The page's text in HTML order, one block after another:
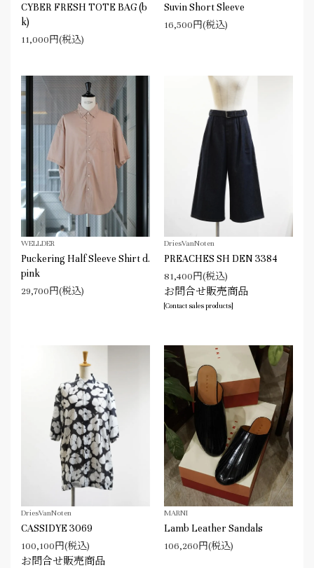
CYBER FRESH TOTE BAG (b
k)
11,000円(税込)
Suvin Short Sleeve
16,500円(税込)
WELLDER
Puckering Half Sleeve Shirt d.
pink
29,700円(税込)
DriesVanNoten
PREACHES SH DEN 3384
81,400円(税込)
お問合せ販売商品
[Contact sales products]
DriesVanNoten
CASSIDYE 3069
100,100円(税込)
お問合せ販売商品
MARNI
Lamb Leather Sandals
106,260円(税込)